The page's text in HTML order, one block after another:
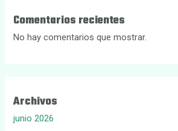
Comentarios recientes
No hay comentarios que mostrar.
Archivos
junio 2026